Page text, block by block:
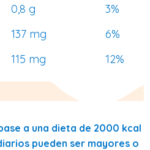
0,8 g
3%
137 mg
6%
115 mg 12%
a una dieta de 2000 kcal
pueden ser mayores o